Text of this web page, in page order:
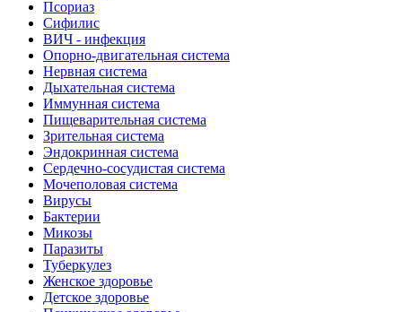
Псориаз
Сифилис
ВИЧ - инфекция
Опорно-двигательная система
Нервная система
Дыхательная система
Иммунная система
Пищеварительная система
Зрительная система
Эндокринная система
Сердечно-сосудистая система
Мочеполовая система
Вирусы
Бактерии
Микозы
Паразиты
Туберкулез
Женское здоровье
Детское здоровье